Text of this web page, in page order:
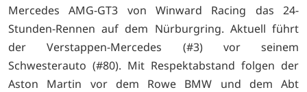
Mercedes AMG-GT3 von Winward Racing das 24-
Stunden-Rennen auf dem Nürburgring. Aktuell führt
der Verstappen-Mercedes (#3) vor seinem
Schwesterauto (#80). Mit Respektabstand folgen der
Aston Martin vor dem Rowe BMW und dem Abt